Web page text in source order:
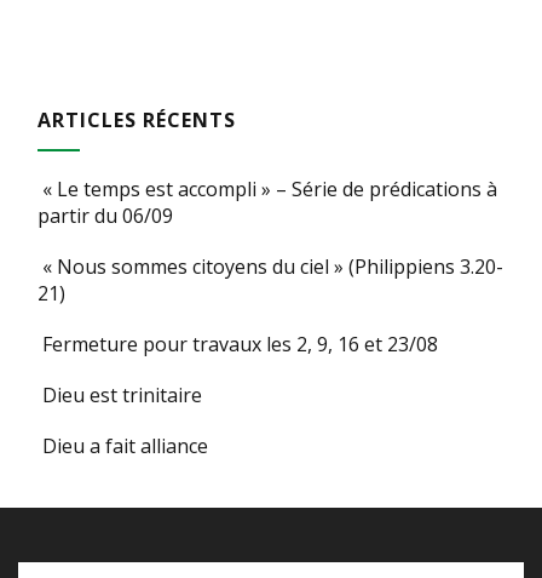
ARTICLES RÉCENTS
« Le temps est accompli » – Série de prédications à
partir du 06/09
« Nous sommes citoyens du ciel » (Philippiens 3.20-
21)
Fermeture pour travaux les 2, 9, 16 et 23/08
Dieu est trinitaire
Dieu a fait alliance